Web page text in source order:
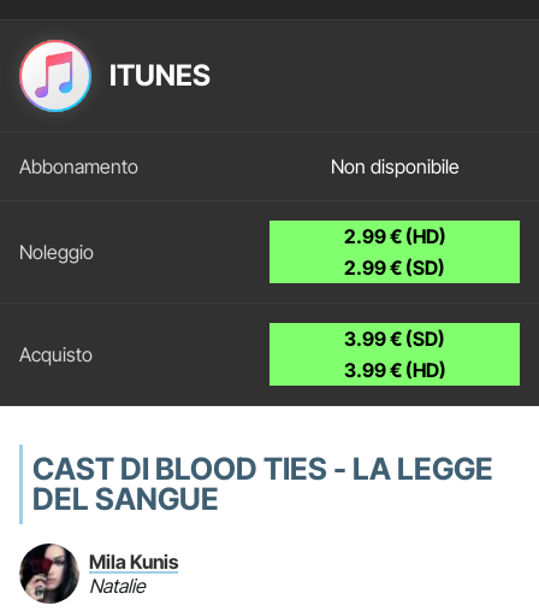
ITUNES
Non disponibile
2.99 € (HD)
2.99 € (SD)
3.99 € (SD)
3.99 € (HD)
CAST DI BLOOD TIES - LA LEGGE
DEL SANGUE
Mila Kunis
Natalie